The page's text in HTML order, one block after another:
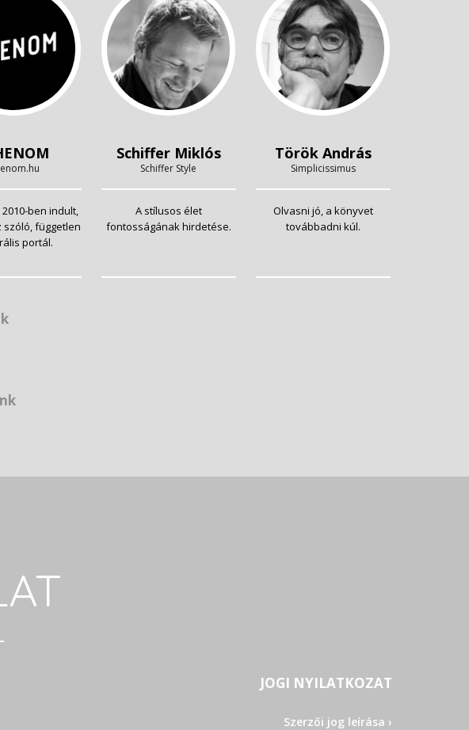
ben indult,
független
portál.
Schiffer Miklós
Schiffer Style
A stílusos élet
fontosságának hirdetése.
Török András
Simplicissimus
Olvasni jó, a könyvet
továbbadni kúl.
JOGI NYILATKOZAT
Szerzői jog leírása ›